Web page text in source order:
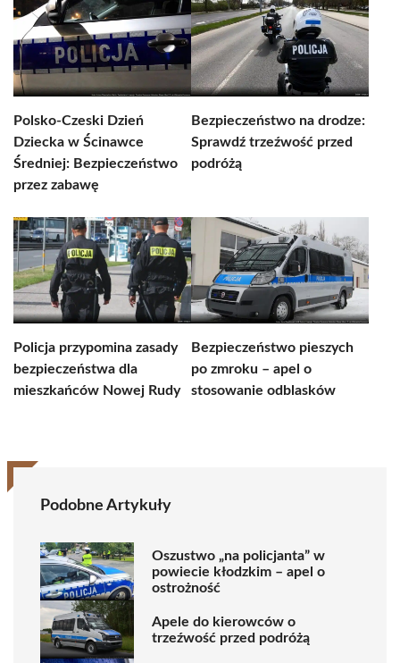
Polsko-Czeski Dzień
Dziecka w Ścinawce
Średniej: Bezpieczeństwo
przez zabawę
Bezpieczeństwo na drodze:
Sprawdź trzeźwość przed
podróżą
Policja przypomina zasady
bezpieczeństwa dla
mieszkańców Nowej Rudy
Bezpieczeństwo pieszych
po zmroku – apel o
stosowanie odblasków
Podobne Artykuły
Oszustwo „na policjanta” w
powiecie kłodzkim – apel o
ostrożność
Apele do kierowców o
trzeźwość przed podróżą